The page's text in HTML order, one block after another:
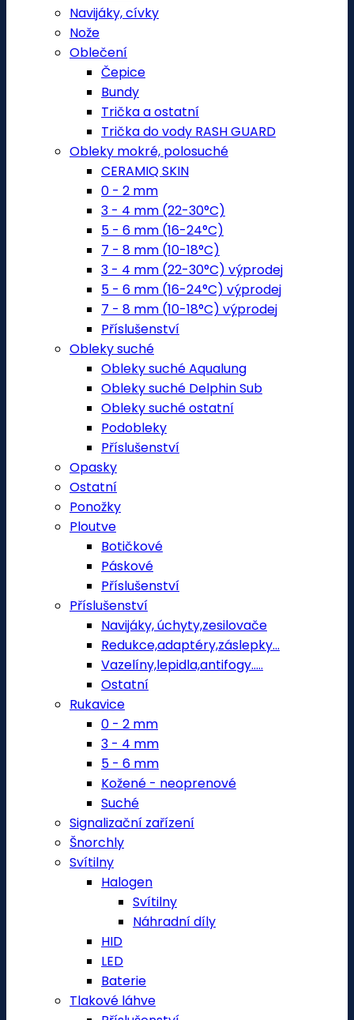
Navijáky, cívky
Nože
Oblečení
Čepice
Bundy
Trička a ostatní
Trička do vody RASH GUARD
Obleky mokré, polosuché
CERAMIQ SKIN
0 - 2 mm
3 - 4 mm (22-30°C)
5 - 6 mm (16-24°C)
7 - 8 mm (10-18°C)
3 - 4 mm (22-30°C) výprodej
5 - 6 mm (16-24°C) výprodej
7 - 8 mm (10-18°C) výprodej
Příslušenství
Obleky suché
Obleky suché Aqualung
Obleky suché Delphin Sub
Obleky suché ostatní
Podobleky
Příslušenství
Opasky
Ostatní
Ponožky
Ploutve
Botičkové
Páskové
Příslušenství
Příslušenství
Navijáky, úchyty,zesilovače
Redukce,adaptéry,záslepky...
Vazelíny,lepidla,antifogy.....
Ostatní
Rukavice
0 - 2 mm
3 - 4 mm
5 - 6 mm
Kožené - neoprenové
Suché
Signalizační zařízení
Šnorchly
Svítilny
Halogen
Svítilny
Náhradní díly
HID
LED
Baterie
Tlakové láhve